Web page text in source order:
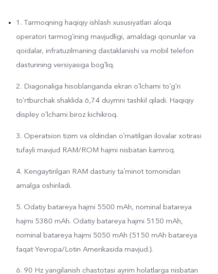
1. Tarmoqning haqiqiy ishlash xususiyatlari aloqa
operatori tarmogʻining mavjudligi, amaldagi qonunlar va
qoidalar, infratuzilmaning dastaklanishi va mobil telefon
dasturining versiyasiga bogʻliq.
2. Diagonaliga hisoblanganda ekran oʻlchami toʻgʻri
toʻrtburchak shaklida 6,74 duymni tashkil qiladi. Haqiqiy
displey oʻlchami biroz kichikroq.
3. Operatsion tizim va oldindan oʻrnatilgan ilovalar xotirasi
tufayli mavjud RAM/ROM hajmi nisbatan kamroq.
4. Kengaytirilgan RAM dasturiy taʼminot tomonidan
amalga oshiriladi.
5. Odatiy batareya hajmi 5500 mAh, nominal batareya
hajmi 5380 mAh. Odatiy batareya hajmi 5150 mAh,
nominal batareya hajmi 5050 mAh (5150 mAh batareya
faqat Yevropa/Lotin Amerikasida mavjud.).
6. 90 Hz yangilanish chastotasi ayrim holatlarga nisbatan